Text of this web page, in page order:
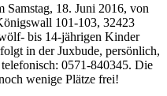
Samstag, 18. Juni 2016, von
101-103, 32423
bis 14-jährigen Kinder
in der Juxbude, persönlich,
0571-840345. Die
wenige Plätze frei!